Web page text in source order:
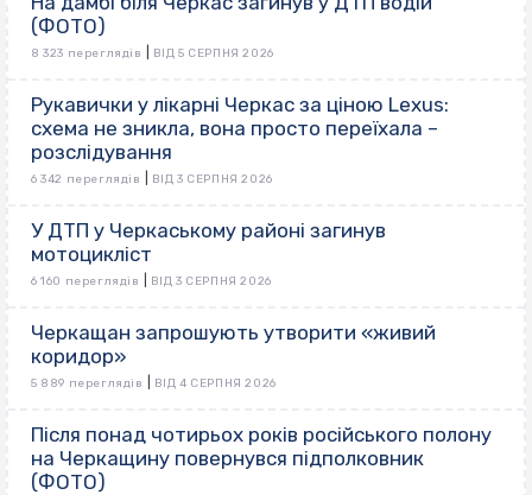
(ФОТО)
8 323 переглядів ВІД 5 СЕРПНЯ 2026
Рукавички у лікарні Черкас за ціною Lexus:
схема не зникла, вона просто переїхала –
розслідування
6 342 переглядів ВІД 3 СЕРПНЯ 2026
У ДТП у Черкаському районі загинув
мотоцикліст
6 160 переглядів ВІД 3 СЕРПНЯ 2026
Черкащан запрошують утворити «живий
коридор»
5 889 переглядів ВІД 4 СЕРПНЯ 2026
Після понад чотирьох років російського полону
на Черкащину повернувся підполковник
(ФОТО)